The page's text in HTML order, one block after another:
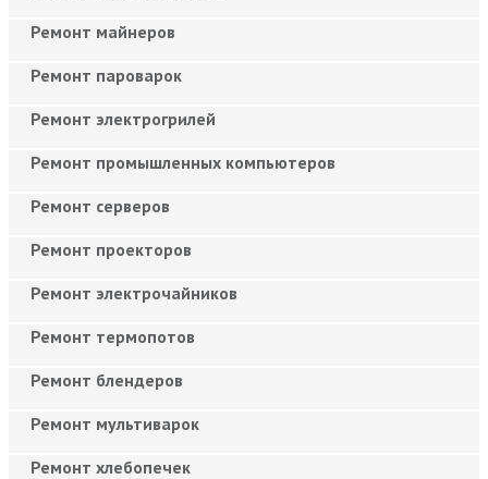
Ремонт майнеров
Ремонт пароварок
Ремонт электрогрилей
Ремонт промышленных компьютеров
Ремонт серверов
Ремонт проекторов
Ремонт электрочайников
Ремонт термопотов
Ремонт блендеров
Ремонт мультиварок
Ремонт хлебопечек